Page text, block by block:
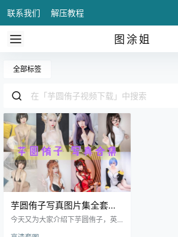
联系我们 解压教程
图涂姐
全部标签
芋圆侑子写真图片集全套免
费
今天又为大家介绍下芋圆侑子，英